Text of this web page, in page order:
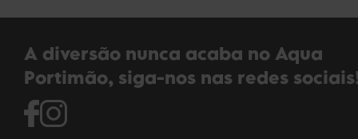
A diversão nunca acaba no Aqua
Portimão, siga-nos nas redes